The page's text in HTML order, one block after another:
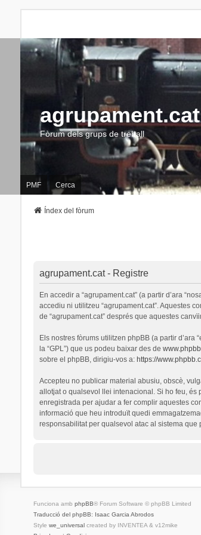
agrupament.cat
Fòrum dels grups de treball
PMF Cerca
Índex del fòrum
agrupament.cat - Registre
En accedir a “agrupament.cat” (a partir d’ara
accediu ni utilitzeu “agrupament.cat”. Aquestes
de “agrupament.cat” després que aquestes
Els nostres fòrums utilitzen phpBB (a partir d’ara
la “GPL”) que us podeu baixar des de
sobre el phpBB, dirigiu-vos a: https://
Accepteu no publicar material abusiu, obscè,
allotjat o qualsevol llei intenacional. Si ho feu, és
enregistrada per ajudar a fer complir aquestes
informació que heu introduït quedi
responsabilitat per qualsevol atac al sistema que
Funciona amb phpBB® Forum Software © phpBB Limited
Traducció del phpBB: Isaac Garcia Abrodos
Style we_universalcreated by INVENTEA & v12mike